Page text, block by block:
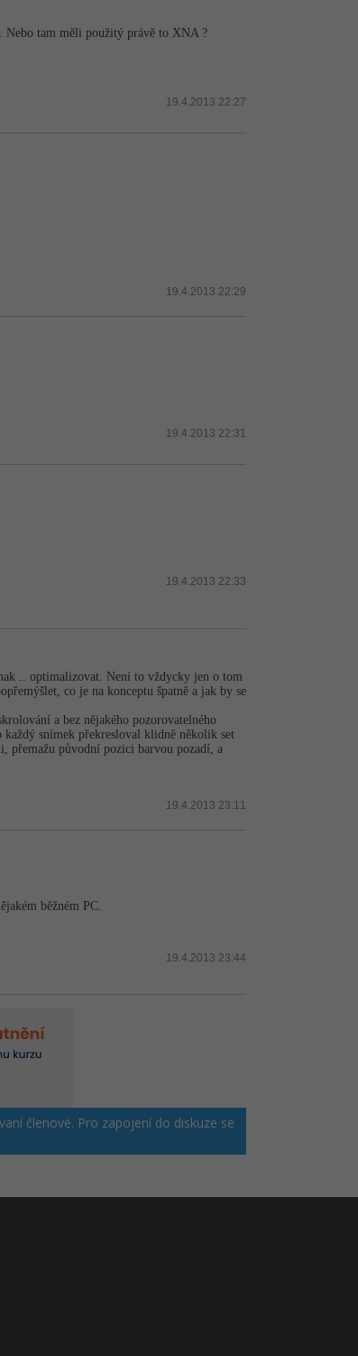
tam měli použitý právě to XNA ?
19.4.2013 22:27
19.4.2013 22:29
19.4.2013 22:31
19.4.2013 22:33
.. optimalizovat. Není to vždycky jen o tom
co je na konceptu špatně a jak by se
a bez nějakého pozorovatelného
snímek překresloval klidně několik set
přemažu původní pozici barvou pozadí, a
19.4.2013 23:11
běžném PC.
19.4.2013 23:44
členové. Pro zapojení do diskuze se